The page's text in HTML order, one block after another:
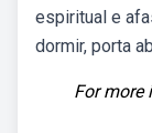
espiritual e
dormir, porta
For more